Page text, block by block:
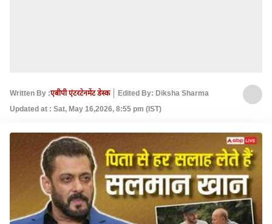
Written By :एबीपी एंटरटेनमेंट डेस्क
Edited By: Diksha Sharma
Updated at : Sat, May 16,2026, 8:55 pm (IST)